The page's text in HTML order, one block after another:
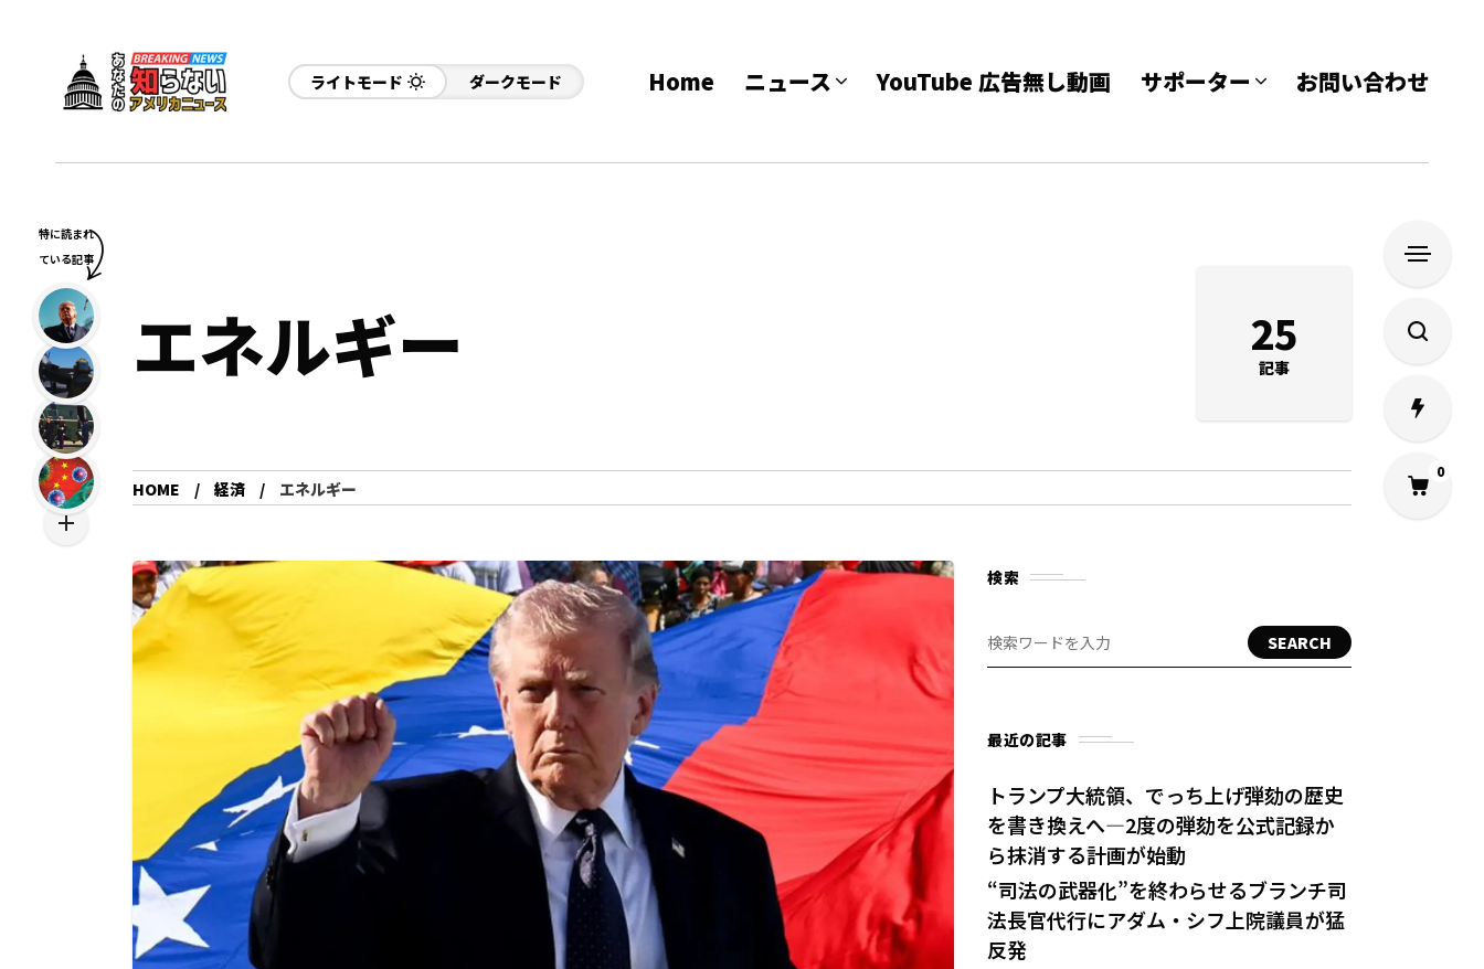
ライトモード ダークモード Home ニュース YouTube 広告無し動画 サポーター お問い合わせ
エネルギー 25
記事
HOME 経済 エネルギー
検索
SEARCH
最近の記事
トランプ大統領、でっち上げ弾劾の歴史
を書き換えへ—2度の弾劾を公式記録か
ら抹消する計画が始動
“司法の武器化”を終わらせるブランチ司
法長官代行にアダム・シフ上院議員が猛
反発
0
特に読まれ
ている記事